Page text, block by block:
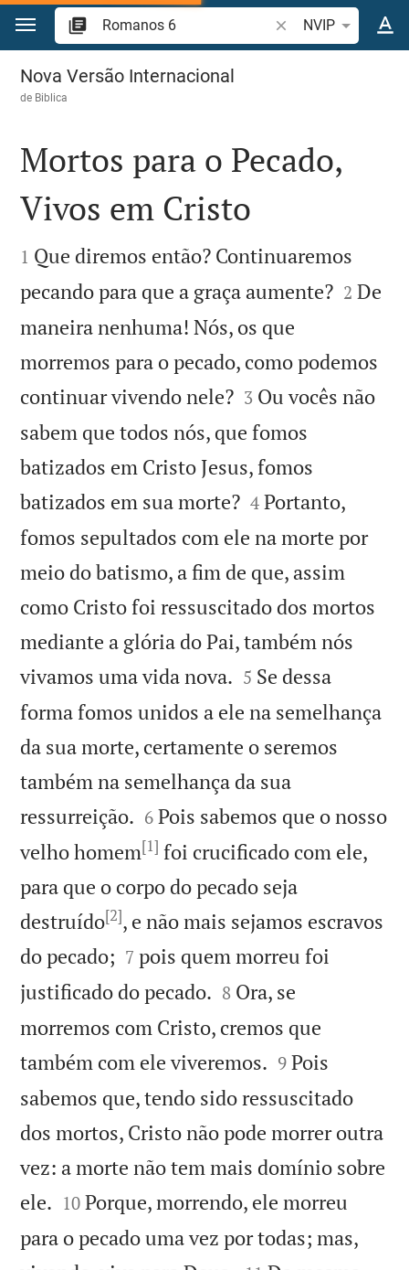
Ir para o conteúdo
Pesquise
NVIP
Romanos 6
Nova Versão Internacional
de Biblica

Mortos para o Pecado,
Vivos em Cristo

1 Que diremos então? Continuaremos
pecando para que a graça aumente?
2 De
maneira nenhuma! Nós, os que
morremos para o pecado, como podemos
continuar vivendo nele?
3 Ou vocês não
sabem que todos nós, que fomos
batizados em Cristo Jesus, fomos
batizados em sua morte?
4 Portanto,
fomos sepultados com ele na morte por
meio do batismo, a fim de que, assim
como Cristo foi ressuscitado dos mortos
mediante a glória do Pai, também nós
vivamos uma vida nova. 

5 Se dessa
forma fomos unidos a ele na semelhança
da sua morte, certamente o seremos
também na semelhança da sua
ressurreição. 

6 Pois sabemos que o nosso
velho homem[1] foi crucificado com ele,
para que o corpo do pecado seja
destruído[2], e não mais sejamos escravos
do pecado; 

7 pois quem morreu foi
justificado do pecado. 

8 Ora, se
morremos com Cristo, cremos que
também com ele viveremos. 

9 Pois
sabemos que, tendo sido ressuscitado
dos mortos, Cristo não pode morrer outra
vez: a morte não tem mais domínio sobre
ele. 

10 Porque, morrendo, ele morreu
para o pecado uma vez por todas; mas,